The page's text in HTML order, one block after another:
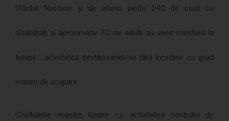
Sfântul Nectarie și de atunci peste 140 de copii cu
dizabilități și aproximativ 70 de adulți au venit constant la
terapii , activitatea desfășurându-se fără încetare, cu grad
maxim de ocupare.
Cheltuielile noastre lunare cu activitatea centrului de